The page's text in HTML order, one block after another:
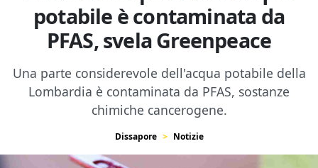
potabile è contaminata da
PFAS, svela Greenpeace
Una parte considerevole dell'acqua potabile della
Lombardia è contaminata da PFAS, sostanze
chimiche cancerogene.
Dissapore Notizie